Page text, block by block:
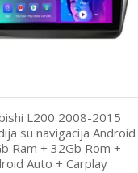
L200 2008-2015
su navigacija Android
Ram + 32Gb Rom +
Auto + Carplay